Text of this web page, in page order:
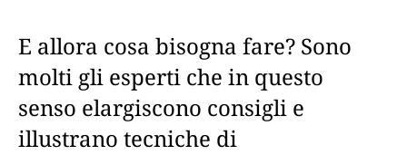
E allora cosa bisogna fare? Sono
molti gli esperti che in questo
senso elargiscono consigli e
illustrano tecniche di